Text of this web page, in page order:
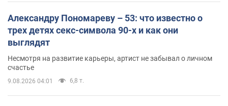
Александру Пономареву – 53: что известно о
трех детях секс-символа 90-х и как они
выглядят
Несмотря на развитие карьеры, артист не забывал о личном
счастье
9.08.2026 04:01 6,8 т.